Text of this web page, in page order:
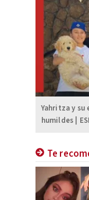
Yahritza y su
humildes |
Te